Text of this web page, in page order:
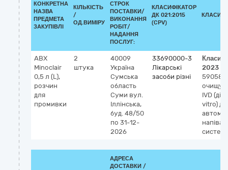
КОНКРЕТНА
НАЗВА
ПРЕДМЕТА
ЗАКУПІВЛІ
КІЛЬКІСТЬ
/
ОД.ВИМІРУ
СТРОК
ПОСТАВКИ/
ВИКОНАННЯ
РОБІТ/
НАДАННЯ
ПОСЛУГ:
КЛАСИФІКАТОР
ДК 021:2015
(CPV)
ABX
Minoclair
0,5 л (L),
розчин
для
промивки
2
штука
40009
Україна
Сумська
область
Суми вул.
Іллінська,
буд. 48/50
по 31-12-
2026
33690000-3
Лікарські
засоби різні
2023
59058
IVD
vitro)
систем
АДРЕСА
ДОСТАВКИ /